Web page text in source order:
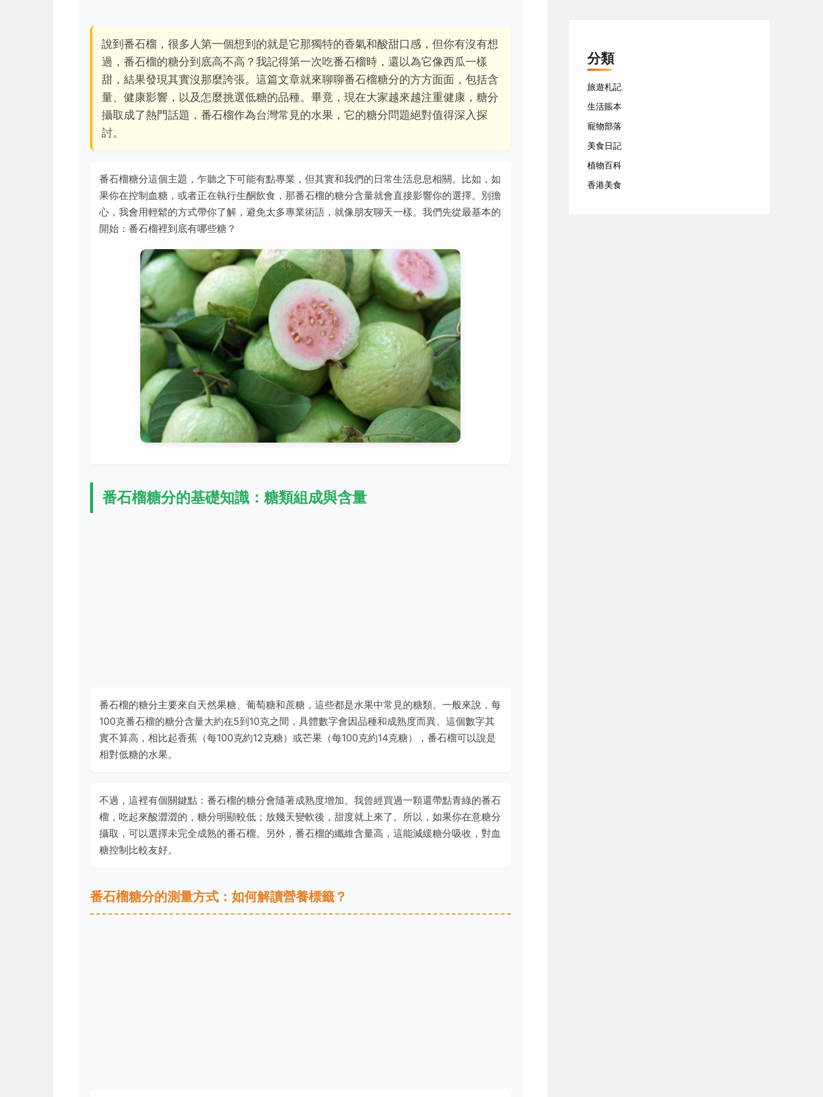
說到番石榴，很多人第一個想到的就是它那獨特的香氣和酸甜口感，但你有沒有想
過，番石榴的糖分到底高不高？我記得第一次吃番石榴時，還以為它像西瓜一樣
甜，結果發現其實沒那麼誇張。這篇文章就來聊聊番石榴糖分的方方面面，包括含
量、健康影響，以及怎麼挑選低糖的品種。畢竟，現在大家越來越注重健康，糖分
攝取成了熱門話題，番石榴作為台灣常見的水果，它的糖分問題絕對值得深入探
討。
番石榴糖分這個主題，乍聽之下可能有點專業，但其實和我們的日常生活息息相關。比如，如
果你在控制血糖，或者正在執行生酮飲食，那番石榴的糖分含量就會直接影響你的選擇。別擔
心，我會用輕鬆的方式帶你了解，避免太多專業術語，就像朋友聊天一樣。我們先從最基本的
開始：番石榴裡到底有哪些糖？
番石榴糖分的基礎知識：糖類組成與含量
番石榴的糖分主要來自天然果糖、葡萄糖和蔗糖，這些都是水果中常見的糖類。一般來說，每
100克番石榴的糖分含量大約在5到10克之間，具體數字會因品種和成熟度而異。這個數字其
實不算高，相比起香蕉（每100克約12克糖）或芒果（每100克約14克糖），番石榴可以說是
相對低糖的水果。
不過，這裡有個關鍵點：番石榴的糖分會隨著成熟度增加。我曾經買過一顆還帶點青綠的番石
榴，吃起來酸澀澀的，糖分明顯較低；放幾天變軟後，甜度就上來了。所以，如果你在意糖分
攝取，可以選擇未完全成熟的番石榴。另外，番石榴的纖維含量高，這能減緩糖分吸收，對血
糖控制比較友好。
番石榴糖分的測量方式：如何解讀營養標籤？
分類
旅遊札記
生活賬本
寵物部落
美食日記
植物百科
香港美食